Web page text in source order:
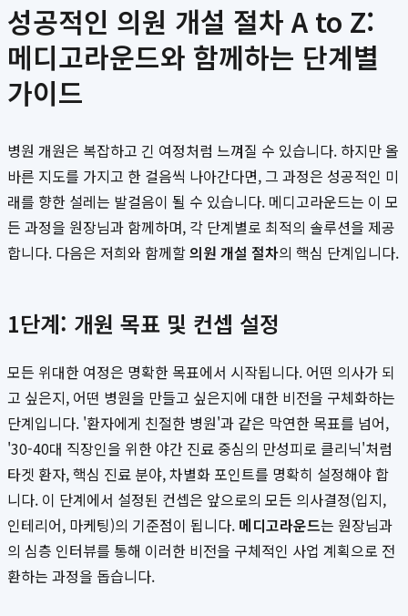
성공적인 의원 개설 절차 A to Z:
메디고라운드와 함께하는 단계별
가이드
병원 개원은 복잡하고 긴 여정처럼 느껴질 수 있습니다. 하지만 올
바른 지도를 가지고 한 걸음씩 나아간다면, 그 과정은 성공적인 미
래를 향한 설레는 발걸음이 될 수 있습니다. 메디고라운드는 이 모
든 과정을 원장님과 함께하며, 각 단계별로 최적의 솔루션을 제공
합니다. 다음은 저희와 함께할의원 개설 절차의 핵심 단계입니다.
1단계: 개원 목표 및 컨셉 설정
모든 위대한 여정은 명확한 목표에서 시작됩니다. 어떤 의사가 되
고 싶은지, 어떤 병원을 만들고 싶은지에 대한 비전을 구체화하는
단계입니다. '환자에게 친절한 병원'과 같은 막연한 목표를 넘어,
'30-40대 직장인을 위한 야간 진료 중심의 만성피로 클리닉'처럼
타겟 환자, 핵심 진료 분야, 차별화 포인트를 명확히 설정해야 합
니다. 이 단계에서 설정된 컨셉은 앞으로의 모든 의사결정(입지,
인테리어, 마케팅)의 기준점이 됩니다. 메디고라운드는 원장님과
의 심층 인터뷰를 통해 이러한 비전을 구체적인 사업 계획으로 전
환하는 과정을 돕습니다.